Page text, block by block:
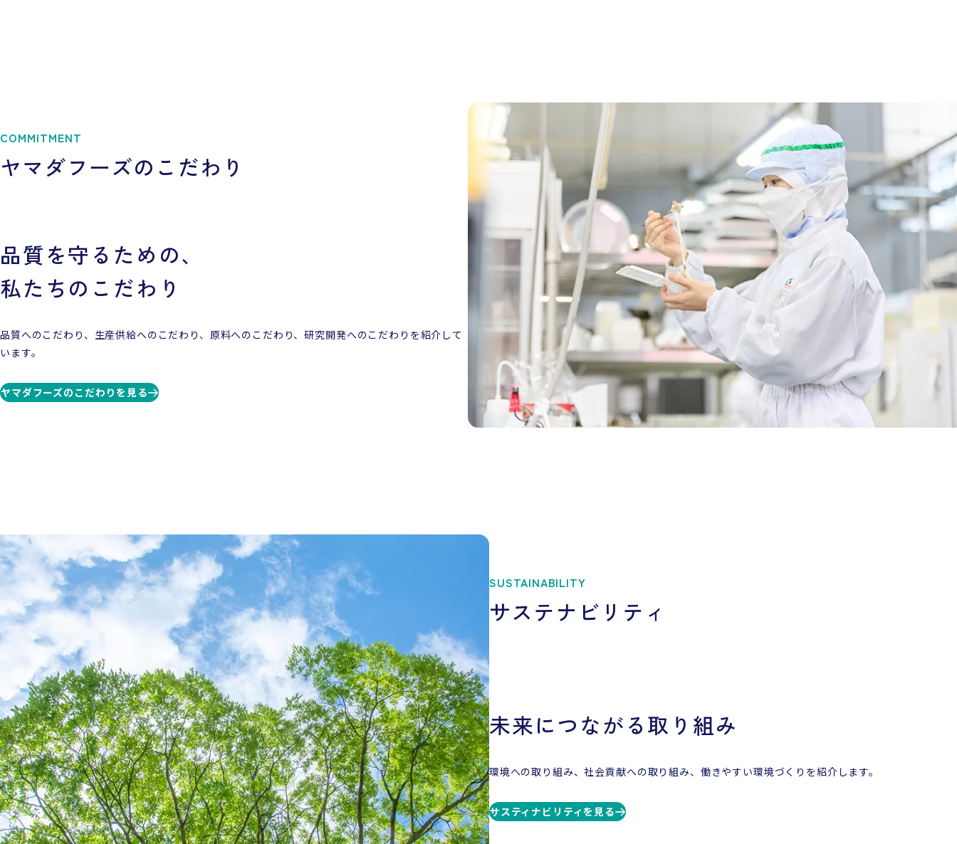
COMMITMENT
ヤマダフーズのこだわり
品質を守るための、
私たちのこだわり
品質へのこだわり、生産供給へのこだわり、原料へのこだわり、研究開発へのこだわりを紹介して
います。
ヤマダフーズのこだわりを見る
SUSTAINABILITY
サステナビリティ
未来につながる取り組み
環境への取り組み、社会貢献への取り組み、働きやすい環境づくりを紹介します。
サスティナビリティを見る